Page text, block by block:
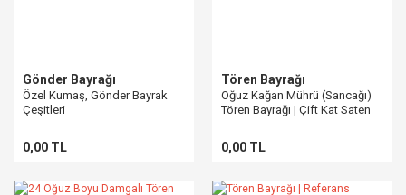
Gönder Bayrağı
Özel Kumaş, Gönder Bayrak
Çeşitleri
0,00 TL
Tören Bayrağı
Oğuz Kağan Mührü (Sancağı)
Tören Bayrağı | Çift Kat Saten
0,00 TL